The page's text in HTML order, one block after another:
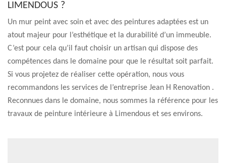
LIMENDOUS ?
Un mur peint avec soin et avec des peintures adaptées est un
atout majeur pour l’esthétique et la durabilité d’un immeuble.
C’est pour cela qu’il faut choisir un artisan qui dispose des
compétences dans le domaine pour que le résultat soit parfait.
Si vous projetez de réaliser cette opération, nous vous
recommandons les services de l’entreprise Jean H Renovation .
Reconnues dans le domaine, nous sommes la référence pour les
travaux de peinture intérieure à Limendous et ses environs.